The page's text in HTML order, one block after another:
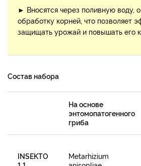
► Вносятся через поливную воду,
обработку корней, что позволяет
защищать урожай и повышать его
Состав набора
На основе
энтомопатогенного
гриба
INSEKTO
Metarhizium